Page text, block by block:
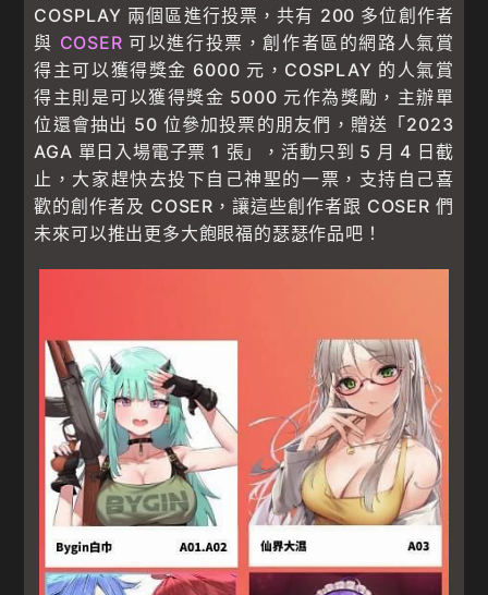
COSPLAY 兩個區進行投票，共有 200 多位創作者
與 COSER 可以進行投票，創作者區的網路人氣賞
得主可以獲得獎金 6000 元，COSPLAY 的人氣賞
得主則是可以獲得獎金 5000 元作為獎勵，主辦單
位還會抽出 50 位參加投票的朋友們，贈送「2023
AGA 單日入場電子票 1 張」，活動只到 5 月 4 日截
止，大家趕快去投下自己神聖的一票，支持自己喜
歡的創作者及 COSER，讓這些創作者跟 COSER 們
未來可以推出更多大飽眼福的瑟瑟作品吧！